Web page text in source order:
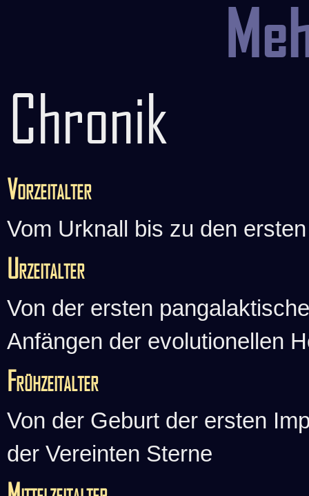
Chronik
Vorzeitalter
Vom Urknall bis zu den
Urzeitalter
Von der ersten
Anfängen der evolutionellen
Frühzeitalter
Von der Geburt der ersten
der Vereinten Sterne